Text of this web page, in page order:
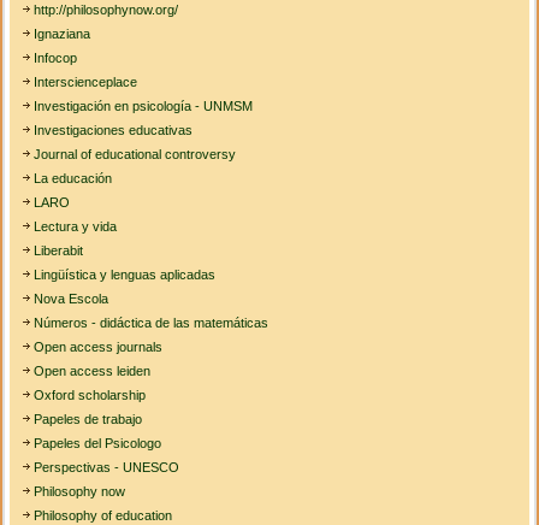
http://philosophynow.org/
Ignaziana
Infocop
Interscienceplace
Investigación en psicología - UNMSM
Investigaciones educativas
Journal of educational controversy
La educación
LARO
Lectura y vida
Liberabit
Lingüística y lenguas aplicadas
Nova Escola
Números - didáctica de las matemáticas
Open access journals
Open access leiden
Oxford scholarship
Papeles de trabajo
Papeles del Psicologo
Perspectivas - UNESCO
Philosophy now
Philosophy of education